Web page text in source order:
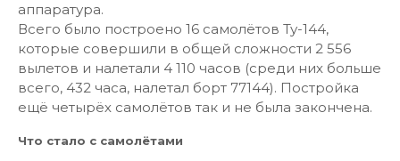
аппаратура.
Всего было построено 16 самолётов Ту-144,
которые совершили в общей сложности 2 556
вылетов и налетали 4 110 часов (среди них больше
всего, 432 часа, налетал борт 77144). Постройка
ещё четырёх самолётов так и не была закончена.
Что стало с самолётами